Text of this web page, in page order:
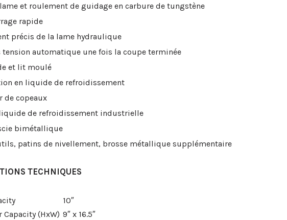
et roulement de guidage en carbure de tungstène
rapide
précis de la lame hydraulique
tension automatique une fois la coupe terminée
et lit moulé
en liquide de refroidissement
de copeaux
de refroidissement industrielle
bimétallique
patins de nivellement, brosse métallique supplémentaire
TECHNIQUES
10″
Capacity (HxW) 9″ x 16.5″